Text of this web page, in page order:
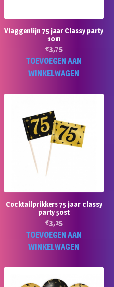
Vlaggenlijn 75 jaar Classy party
10m
€3,75
TOEVOEGEN AAN
WINKELWAGEN
Cocktailprikkers 75 jaar classy
party 50st
€3,25
TOEVOEGEN AAN
WINKELWAGEN